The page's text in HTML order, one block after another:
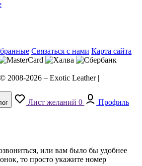
Связаться с нами Карта сайта
2008-2026 – Exotic Leather |
Лист желаний 0
Профиль
или вам было бы удобнее
то просто укажите номер